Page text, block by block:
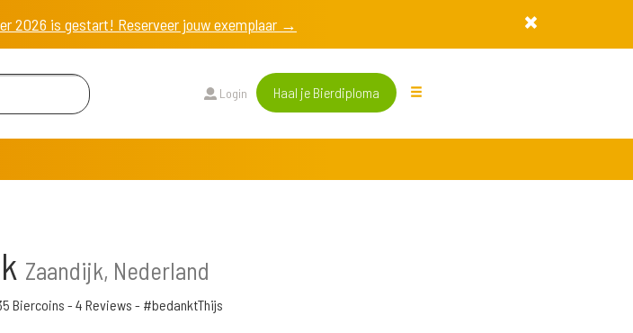
2026 is gestart! Reserveer jouw exemplaar →
Login Haal je Bierdiploma
Zaandijk, Nederland
Biercoins - 4 Reviews - #bedanktThijs